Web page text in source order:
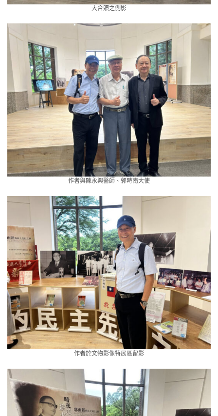
大合照之側影
作者與陳永興醫師、郭時南大使
作者於文物影像特展區留影